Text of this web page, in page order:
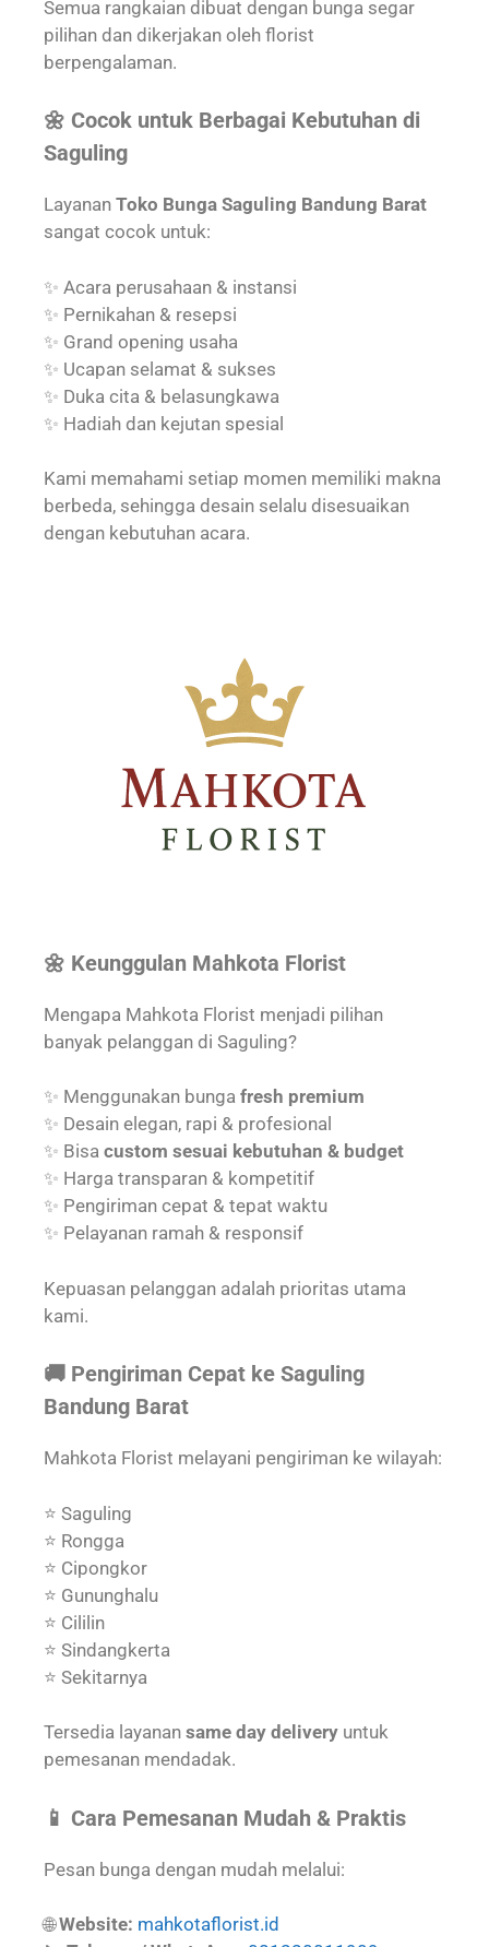
Semua rangkaian dibuat dengan bunga segar
pilihan dan dikerjakan oleh florist
berpengalaman.
🌼 Cocok untuk Berbagai Kebutuhan di
Saguling
Layanan Toko Bunga Saguling Bandung Barat
sangat cocok untuk:
✨ Acara perusahaan & instansi
✨ Pernikahan & resepsi
✨ Grand opening usaha
✨ Ucapan selamat & sukses
✨ Duka cita & belasungkawa
✨ Hadiah dan kejutan spesial
Kami memahami setiap momen memiliki makna
berbeda, sehingga desain selalu disesuaikan
dengan kebutuhan acara.
🌼 Keunggulan Mahkota Florist
Mengapa Mahkota Florist menjadi pilihan
banyak pelanggan di Saguling?
✨ Menggunakan bunga fresh premium
✨ Desain elegan, rapi & profesional
✨ Bisa custom sesuai kebutuhan & budget
✨ Harga transparan & kompetitif
✨ Pengiriman cepat & tepat waktu
✨ Pelayanan ramah & responsif
Kepuasan pelanggan adalah prioritas utama
kami.
🚚 Pengiriman Cepat ke Saguling
Bandung Barat
Mahkota Florist melayani pengiriman ke wilayah:
⭐ Saguling
⭐ Rongga
⭐ Cipongkor
⭐ Gununghalu
⭐ Cililin
⭐ Sindangkerta
⭐ Sekitarnya
Tersedia layanan same day delivery untuk
pemesanan mendadak.
📱 Cara Pemesanan Mudah & Praktis
Pesan bunga dengan mudah melalui:
🌐Website: mahkotaflorist.id